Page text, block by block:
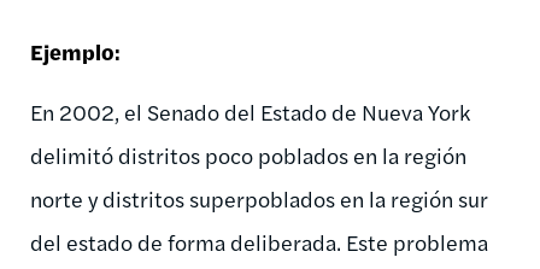
Ejemplo:
En 2002, el Senado del Estado de Nueva York
delimitó distritos poco poblados en la región
norte y distritos superpoblados en la región sur
del estado de forma deliberada. Este problema